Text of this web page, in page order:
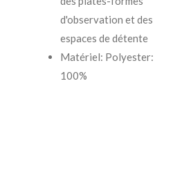
d'observation et des
espaces de détente
Matériel: Polyester:
100%